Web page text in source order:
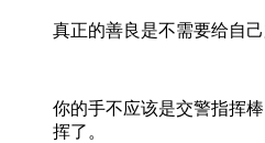
真正的善良是不需要给自己
你的手不应该是交警指挥
挥了。